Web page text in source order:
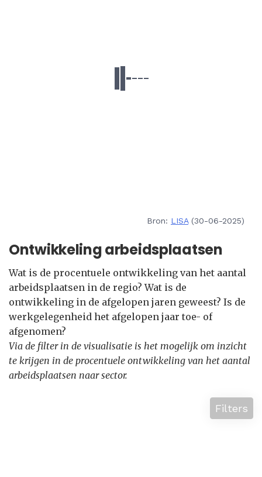
Bron: LISA(30-06-2025)
Ontwikkeling arbeidsplaatsen
Wat is de procentuele ontwikkeling van het aantal
arbeidsplaatsen in de regio? Wat is de
ontwikkeling in de afgelopen jaren geweest? Is de
werkgelegenheid het afgelopen jaar toe- of
afgenomen?
Via de filter in de visualisatie is het mogelijk om inzicht
te krijgen in de procentuele ontwikkeling van het aantal
arbeidsplaatsen naar sector.
Filters